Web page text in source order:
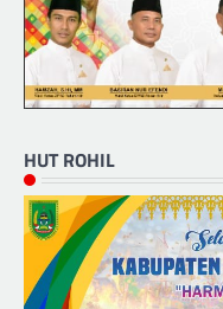
HUT ROHIL